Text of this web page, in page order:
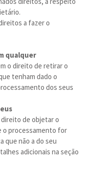
a fazer o
qualquer
o direito de retirar o
tenham dado o
dos seus
de objetar o
o processamento for
que não a do seu
adicionais na seção